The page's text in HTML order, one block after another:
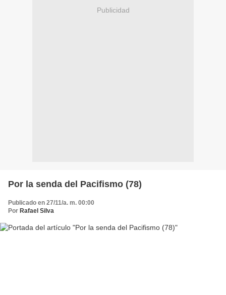
Publicidad
Por la senda del Pacifismo (78)
Publicado en 27/11/a. m. 00:00
Por Rafael Silva